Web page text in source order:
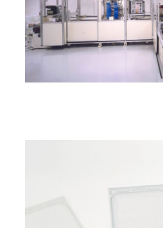
ITALIANO
ENGLISH